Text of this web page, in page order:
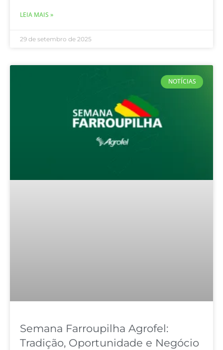
LEIA MAIS »
29 de setembro de 2025
NOTÍCIAS
Semana Farroupilha Agrofel:
Tradição, Oportunidade e Negócio